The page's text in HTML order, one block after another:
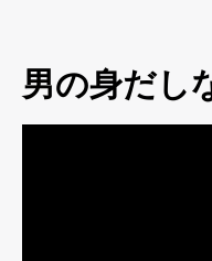
男の身だし